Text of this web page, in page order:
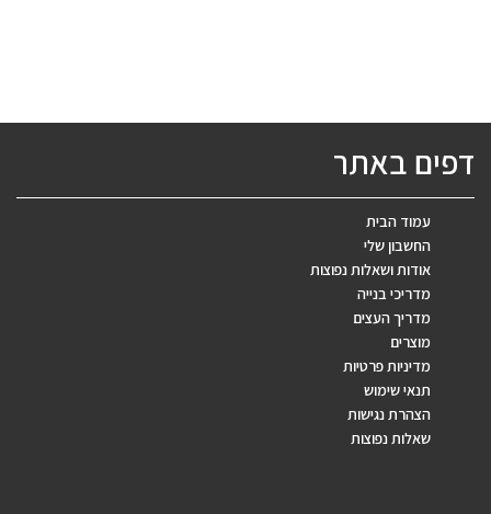
דפים באתר
עמוד הבית
החשבון שלי
אודות ושאלות נפוצות
מדריכי בנייה
מדריך העצים
מוצרים
מדיניות פרטיות
תנאי שימוש
הצהרת נגישות
שאלות נפוצות